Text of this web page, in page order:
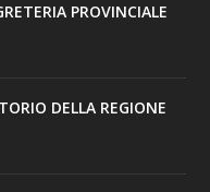
PROVINCIALE
DELLA REGIONE